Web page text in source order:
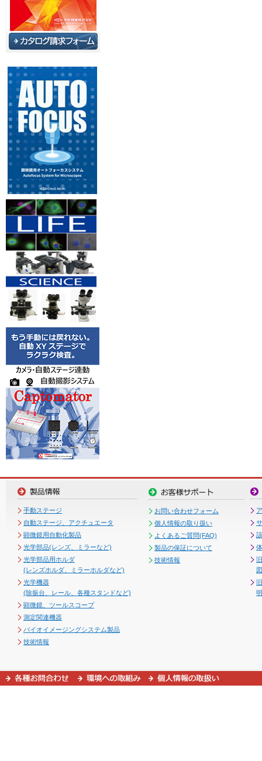
手動ステージ
自動ステージ、アクチュエータ
顕微鏡用自動化製品
光学部品(レンズ、ミラーなど)
光学部品用ホルダ
(レンズホルダ、ミラーホルダなど)
光学機器
(除振台、レール、各種スタンドなど)
顕微鏡、ツールスコープ
測定関連機器
バイオイメージングシステム製品
技術情報
お問い合わせフォーム
個人情報の取り扱い
よくあるご質問(FAQ)
製品の保証について
技術情報